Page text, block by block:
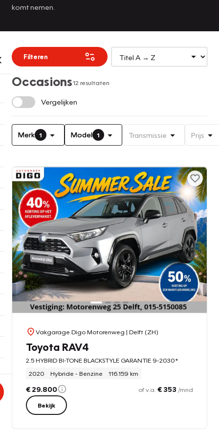
komt nemen.
Filteren
Occasions12 resultaten
Vergelijken
Merk 1 Model 1 Transmissie Prijs
Vakgarage Digo Motorenweg | Delft (ZH)
Toyota RAV4
2.5 HYBRID BI-TONE BLACKSTYLE GARANTIE 9-2030*
2020
Hybride - Benzine 116.159 km
€ 29.800 of v.a. € 353 /mnd
Bekijk